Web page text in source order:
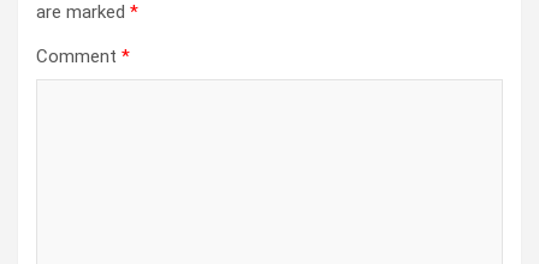
are marked *
Comment *